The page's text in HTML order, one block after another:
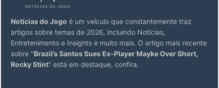
Notícias do Jogo é um veículo que constantemente traz
artigos sobre temas de 2026, incluindo Notícias,
Entretenimento e Insights e muito mais. O artigo mais recente
sobre "Brazil’s Santos Sues Ex-Player Mayke Over Short,
Rocky Stint" está em destaque, confira.